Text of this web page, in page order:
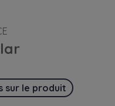
sur le produit